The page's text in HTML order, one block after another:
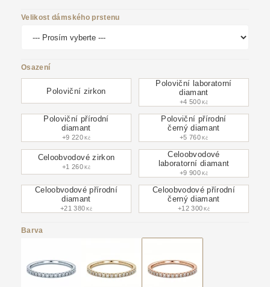
Velikost dámského prstenu
Osazení
Poloviční zirkon
Poloviční laboratorní
diamant
+4 500 Kč
Poloviční přírodní
diamant
+9 220 Kč
Poloviční přírodní
černý diamant
+5 760 Kč
Celoobvodové zirkon
+1 260 Kč
Celoobvodové
laboratorní diamant
+9 900 Kč
Celoobvodové přírodní
diamant
+21 380 Kč
Celoobvodové přírodní
černý diamant
+12 300 Kč
Barva